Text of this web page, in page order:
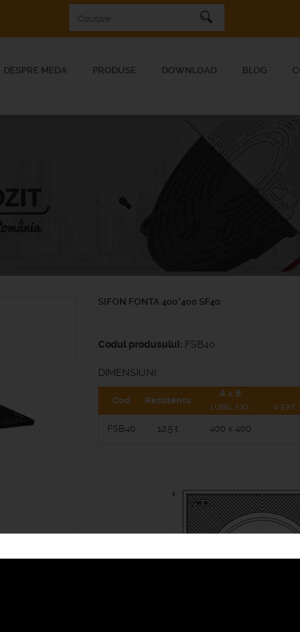
DESPRE MEDA PRODUSE DOWNLOAD BLOG
SIFON FONTA 400*400 SF40
Codul produsului: FSB40
DIMENSIUNI
Cod Rezistenta
A x B
LUNG. EXT. Φ EXT.
FSB40 12.5 t 400 x 400